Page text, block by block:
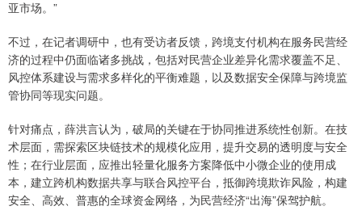
亚市场。”
不过，在记者调研中，也有受访者反馈，跨境支付机构在服务民营经
济的过程中仍面临诸多挑战，包括对民营企业差异化需求覆盖不足、
风控体系建设与需求多样化的平衡难题，以及数据安全保障与跨境监
管协同等现实问题。
针对痛点，薛洪言认为，破局的关键在于协同推进系统性创新。在技
术层面，需探索区块链技术的规模化应用，提升交易的透明度与安全
性；在行业层面，应推出轻量化服务方案降低中小微企业的使用成
本，建立跨机构数据共享与联合风控平台，抵御跨境欺诈风险，构建
安全、高效、普惠的全球资金网络，为民营经济“出海”保驾护航。